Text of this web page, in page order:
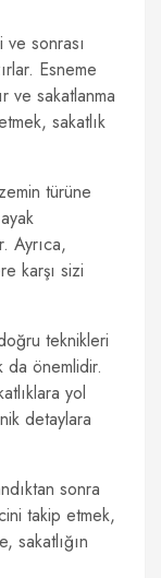
sonrası
Esneme
ve sakatlanma
sakatlık
türüne
Ayrıca,
karşı sizi
teknikleri
da önemlidir.
yol
detaylara
sonra
takip etmek,
sakatlığın